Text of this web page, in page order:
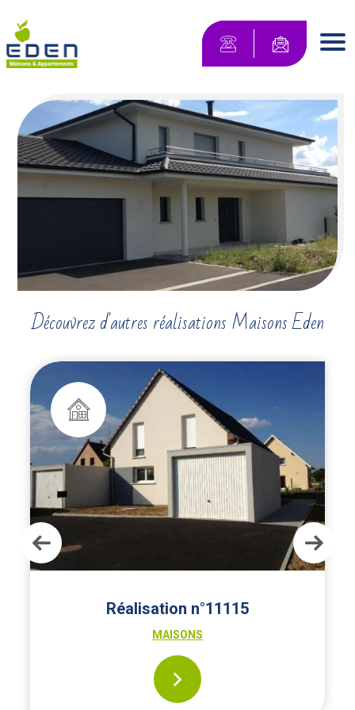
Maisons Eden Maisons & Appartements
Contactez-
Découvrez d'autres réalisations Maisons Eden
Réalisation n°11115
MAISONS